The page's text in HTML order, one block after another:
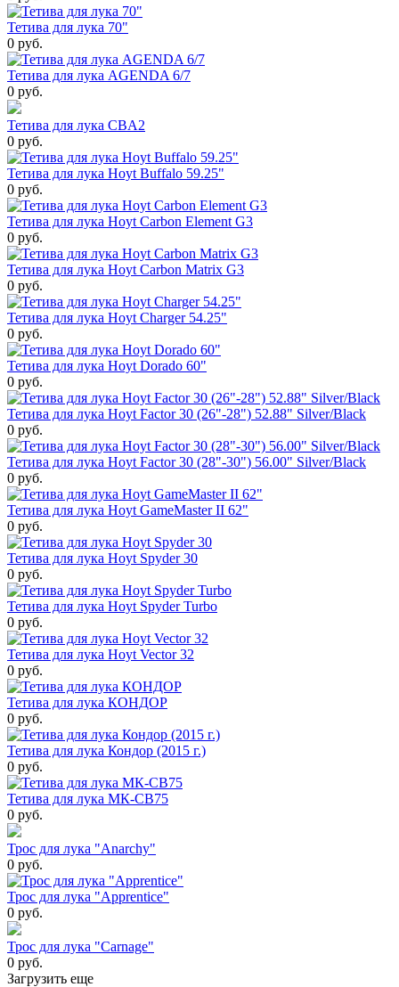
Тетива для лука 70"
0 руб.
Тетива для лука AGENDA 6/7
0 руб.
Тетива для лука CBA2
0 руб.
Тетива для лука Hoyt Buffalo 59.25"
0 руб.
Тетива для лука Hoyt Carbon Element G3
0 руб.
Тетива для лука Hoyt Carbon Matrix G3
0 руб.
Тетива для лука Hoyt Charger 54.25"
0 руб.
Тетива для лука Hoyt Dorado 60"
0 руб.
Тетива для лука Hoyt Factor 30 (26"-28") 52.88" Silver/Black
0 руб.
Тетива для лука Hoyt Factor 30 (28"-30") 56.00" Silver/Black
0 руб.
Тетива для лука Hoyt GameMaster II 62"
0 руб.
Тетива для лука Hoyt Spyder 30
0 руб.
Тетива для лука Hoyt Spyder Turbo
0 руб.
Тетива для лука Hoyt Vector 32
0 руб.
Тетива для лука КОНДОР
0 руб.
Тетива для лука Кондор (2015 г.)
0 руб.
Тетива для лука МК-СВ75
0 руб.
Трос для лука "Anarchy"
0 руб.
Трос для лука "Apprentice"
0 руб.
Трос для лука "Carnage"
0 руб.
Загрузить еще